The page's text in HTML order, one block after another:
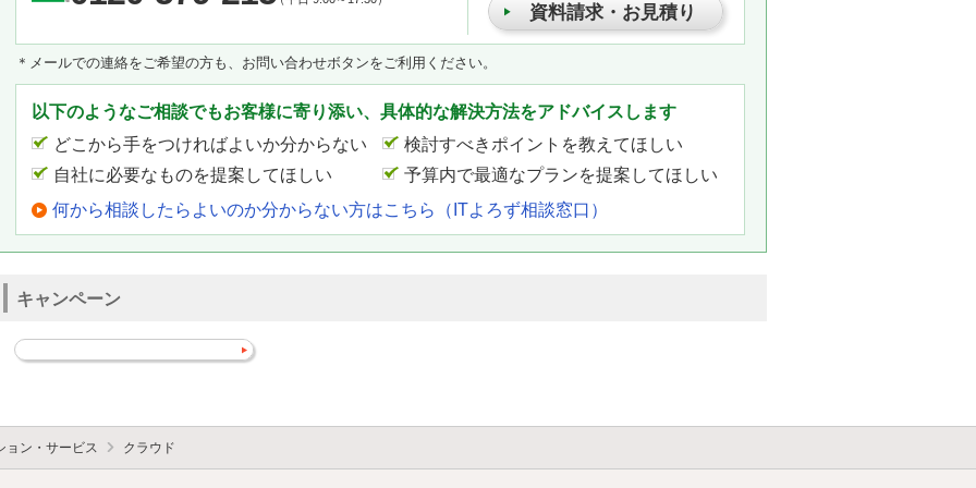
資料請求・お見積り
＊メールでの連絡をご希望の方も、お問い合わせボタンをご利用ください。
以下のようなご相談でもお客様に寄り添い、具体的な解決方法をアドバイスします
どこから手をつければよいか分からない
検討すべきポイントを教えてほしい
自社に必要なものを提案してほしい
予算内で最適なプランを提案してほしい
何から相談したらよいのか分からない方はこちら（ITよろず相談窓口）
キャンペーン
ョン・サービス クラウド